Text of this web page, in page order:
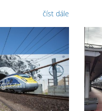
číst dále